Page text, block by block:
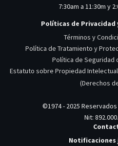
7:30am a 11:30m y
Políticas de Privacidad
Términos y
Política de Tratamiento y
Política de Seguridad
Estatuto sobre Propiedad
(Derechos
©1974 - 2025
Nit:
Notificaciones